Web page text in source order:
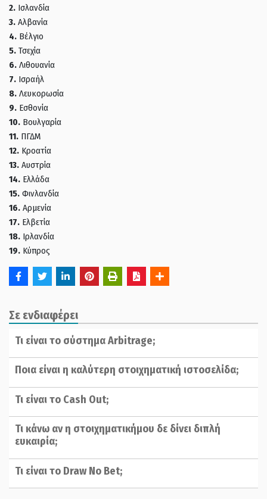
2. Ισλανδία
3. Αλβανία
4. Βέλγιο
5. Τσεχία
6. Λιθουανία
7. Ισραήλ
8. Λευκορωσία
9. Εσθονία
10. Βουλγαρία
11. ΠΓΔΜ
12. Κροατία
13. Αυστρία
14. Ελλάδα
15. Φινλανδία
16. Αρμενία
17. Ελβετία
18. Ιρλανδία
19. Κύπρος
Σε ενδιαφέρει
Τι είναι το σύστημα Arbitrage;
Ποια είναι η καλύτερη στοιχηματική ιστοσελίδα;
Τι είναι το Cash Out;
Τι κάνω αν η στοιχηματικήμου δε δίνει διπλή
ευκαιρία;
Τι είναι το Draw No Bet;